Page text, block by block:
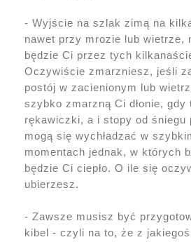
- Wyjście na szlak zimą na
nawet przy mrozie lub wietrze,
będzie Ci przez tych
Oczywiście zmarzniesz, jeśli
postój w zacienionym lub
szybko zmarzną Ci dłonie,
rękawiczki, a i stopy od śniegu
mogą się wychładzać w
momentach jednak, w których
będzie Ci ciepło. O ile się
ubierzesz.
- Zawsze musisz być
kibel - czyli na to, że z